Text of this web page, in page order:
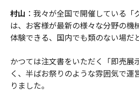
村山 ：我々が全国で開催している「
は、お客様が最新の様々な分野の機
体験できる、国内でも類のない場だ
かつては注文書をいただく「即売展
く、半ばお祭りのような雰囲気で運
りました。